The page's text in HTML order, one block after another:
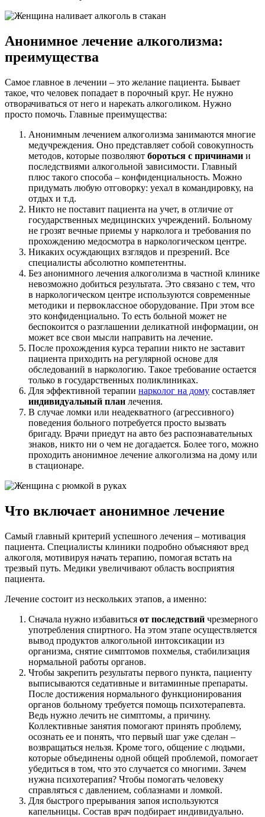
Анонимное лечение алкоголизма:
преимущества
Самое главное в лечении – это желание пациента. Бывает
такое, что человек попадает в порочный круг. Не нужно
отворачиваться от него и нарекать алкоголиком. Нужно
просто помочь. Главные преимущества:
Анонимным лечением алкоголизма занимаются многие
медучреждения. Оно представляет собой совокупность
методов, которые позволяют бороться с причинами и
последствиями алкогольной зависимости. Главный
плюс такого способа – конфиденциальность. Можно
придумать любую отговорку: уехал в командировку, на
отдых и т.д.
Никто не поставит пациента на учет, в отличие от
государственных медицинских учреждений. Больному
не грозят вечные приемы у нарколога и требования по
прохождению медосмотра в наркологическом центре.
Никаких осуждающих взглядов и презрений. Все
специалисты абсолютно компетентны.
Без анонимного лечения алкоголизма в частной клинике
невозможно добиться результата. Это связано с тем, что
в наркологическом центре используются современные
методики и первоклассное оборудование. При этом все
это конфиденциально. То есть больной может не
беспокоится о разглашении деликатной информации, он
может все свои мысли направить на лечение.
После прохождения курса терапии никто не заставит
пациента приходить на регулярной основе для
обследований в наркологию. Такое требование остается
только в государственных поликлиниках.
Для эффективной терапии нарколог на дому составляет
индивидуальный план лечения.
В случае ломки или неадекватного (агрессивного)
поведения больного потребуется просто вызвать
бригаду. Врачи приедут на авто без распознавательных
знаков, никто ни о чем не догадается. Более того, можно
проходить анонимное лечение алкоголизма на дому или
в стационаре.
Что включает анонимное лечение
Самый главный критерий успешного лечения – мотивация
пациента. Специалисты клиники подробно объясняют вред
алкоголя, мотивируя начать терапию, помогая встать на
трезвый путь. Медики увеличивают область восприятия
пациента.
Лечение состоит из нескольких этапов, а именно:
Сначала нужно избавиться от последствий чрезмерного
употребления спиртного. На этом этапе осуществляется
вывод продуктов алкогольной интоксикации из
организма, снятие симптомов похмелья, стабилизация
нормальной работы органов.
Чтобы закрепить результаты первого пункта, пациенту
выписываются седативные и витаминные препараты.
После достижения нормального функционирования
органов больному требуется помощь психотерапевта.
Ведь нужно лечить не симптомы, а причину.
Коллективные занятия помогают принять проблему,
осознать ее и понять, что первый шаг уже сделан –
возвращаться нельзя. Кроме того, общение с людьми,
которые объединены одной общей проблемой, помогает
убедиться в том, что это случается со многими. Зачем
нужна психотерапия? Чтобы помогать человеку
справляться с давлением, соблазнами и ломкой.
Для быстрого прерывания запоя используются
капельницы. Состав врач подбирает индивидуально.